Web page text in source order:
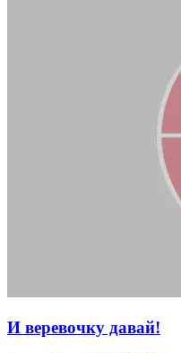
И веревочку давай!